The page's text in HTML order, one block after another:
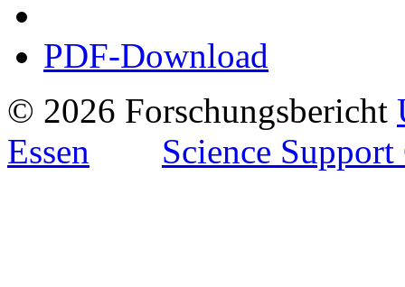
PDF-Download
© 2026 Forschungsbericht
Essen
Science